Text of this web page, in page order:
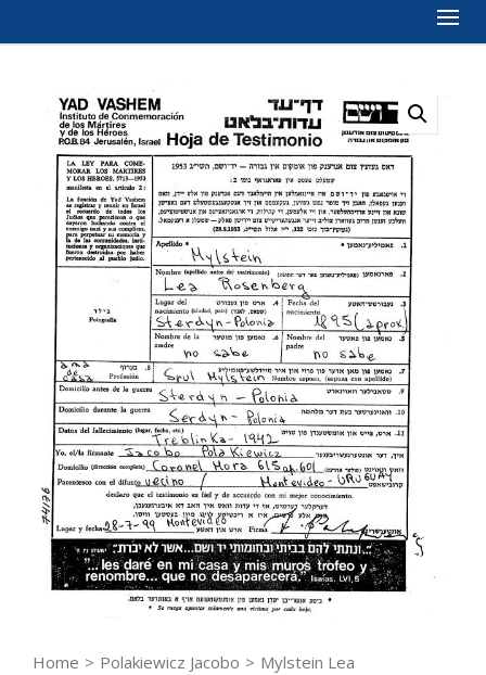
Home > Polakiewicz Jacobo > Mylstein Lea